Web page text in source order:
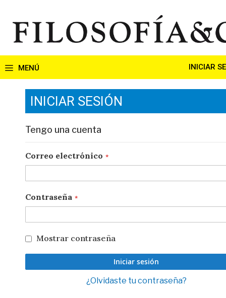
contenido
INICIAR
INICIAR SESIÓN
Tengo una cuenta
Correo electrónico
Contraseña
Mostrar contraseña
Iniciar sesión
¿Olvidaste tu contraseña?